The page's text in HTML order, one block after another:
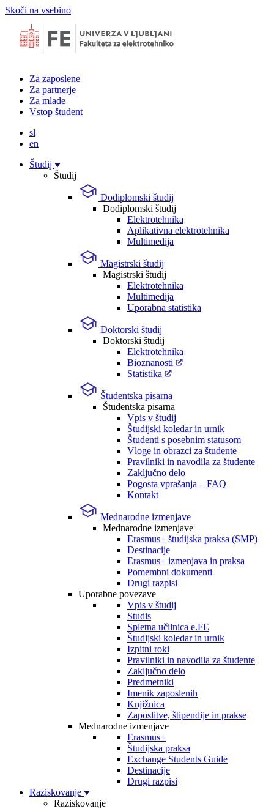
Skoči na vsebino
Za zaposlene
Za partnerje
Za mlade
Vstop študent
sl
en
Študij
Študij
Dodiplomski študij
Dodiplomski študij
Elektrotehnika
Aplikativna elektrotehnika
Multimedija
Magistrski študij
Magistrski študij
Elektrotehnika
Multimedija
Uporabna statistika
Doktorski študij
Doktorski študij
Elektrotehnika
Bioznanosti
Statistika
Študentska pisarna
Študentska pisarna
Vpis v študij
Študijski koledar in urnik
Študenti s posebnim statusom
Vloge in obrazci za študente
Pravilniki in navodila za študente
Zaključno delo
Pogosta vprašanja – FAQ
Kontakt
Mednarodne izmenjave
Mednarodne izmenjave
Erasmus+ študijska praksa (SMP)
Destinacije
Erasmus+ izmenjava in praksa
Pomembni dokumenti
Drugi razpisi
Uporabne povezave
Vpis v študij
Studis
Spletna učilnica e.FE
Študijski koledar in urnik
Izpitni roki
Pravilniki in navodila za študente
Zaključno delo
Predmetniki
Imenik zaposlenih
Knjižnica
Zaposlitve, štipendije in prakse
Mednarodne izmenjave
Erasmus+
Študijska praksa
Exchange Students Guide
Destinacije
Drugi razpisi
Raziskovanje
Raziskovanje